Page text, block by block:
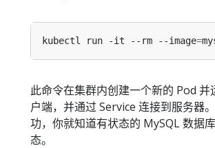
kubectl run -it --rm --image=
此命令在集群内创建一个新的 Pod 并
户端，并通过 Service 连接到服务器
功，你就知道有状态的 MySQL 数据
态。